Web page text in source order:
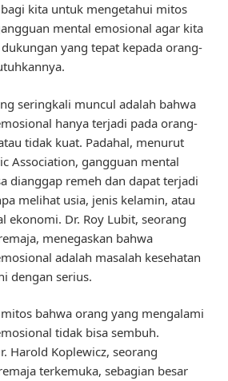
kita untuk mengetahui mitos
mental emosional agar kita
yang tepat kepada orang-
seringkali muncul adalah bahwa
hanya terjadi pada orang-
tidak kuat. Padahal, menurut
Association, gangguan mental
dianggap remeh dan dapat terjadi
melihat usia, jenis kelamin, atau
ekonomi. Dr. Roy Lubit, seorang
menegaskan bahwa
adalah masalah kesehatan
dengan serius.
bahwa orang yang mengalami
tidak bisa sembuh.
Harold Koplewicz, seorang
terkemuka, sebagian besar